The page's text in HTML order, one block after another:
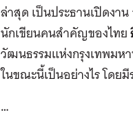
ล่าสุด เป็นประธานเปิดงาน
นักเขียนคนสำคัญของไทย
วัฒนธรรมแห่งกรุงเทพมห
ในขณะนี้เป็นอย่างไร โดย
…